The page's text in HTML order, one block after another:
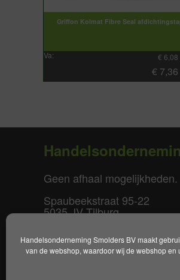
Handelsonderneming Smolders BV maakt
van de webshop, waardoor wij de webshop
Griffon Kolmat Fibre Seal
Va: € 6,08
€ 7,36
Geen afhaal mogelijkheden.
Spaubeekstraat 95-22
5035 JV Tilburg
T. +31(0)85-0640877
E.info@smoldersbv.nl